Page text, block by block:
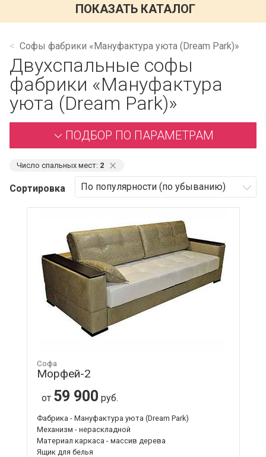
ПОКАЗАТЬ КАТАЛОГ
Софы фабрики «Мануфактура уюта (Dream Park)»
Двухспальные софы
фабрики «Мануфактура
уюта (Dream Park)»
ПОДБОР ПО ПАРАМЕТРАМ
Число спальных мест: 2 ⨯
Сортировка
Софа
Морфей-2
от 59 900 руб.
Фабрика - Мануфактура уюта (Dream Park)
Механизм - нераскладной
Материал каркаса - массив дерева
Ящик для белья